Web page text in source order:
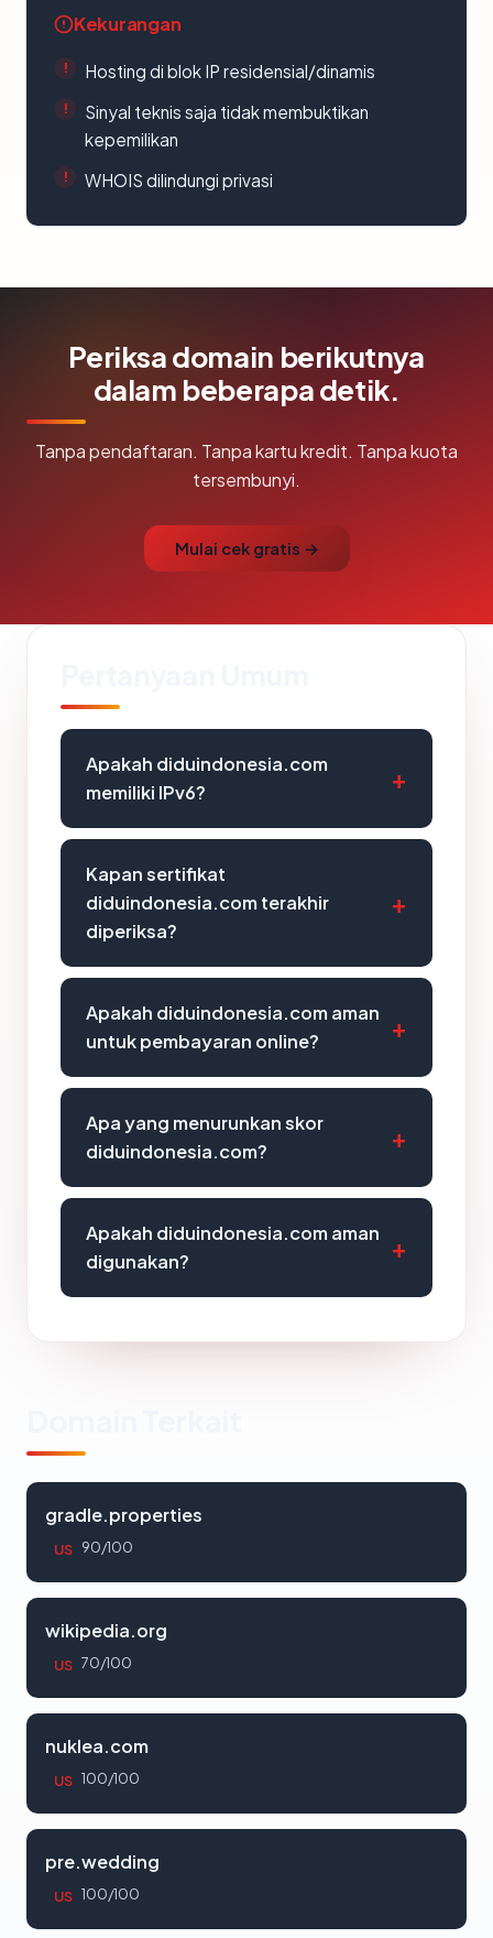
Kekurangan
Hosting di blok IP residensial/dinamis
Sinyal teknis saja tidak membuktikan
kepemilikan
WHOIS dilindungi privasi
Periksa domain berikutnya
dalam beberapa detik.
Tanpa pendaftaran. Tanpa kartu kredit. Tanpa kuota
tersembunyi.
Mulai cek gratis →
Apakah diduindonesia.com
memiliki IPv6?
Kapan sertifikat
diduindonesia.com terakhir
diperiksa?
Apakah diduindonesia.com aman
untuk pembayaran online?
Apa yang menurunkan skor
diduindonesia.com?
Apakah diduindonesia.com aman
digunakan?
gradle.properties
US 90/100
wikipedia.org
US 70/100
nuklea.com
US 100/100
pre.wedding
US 100/100